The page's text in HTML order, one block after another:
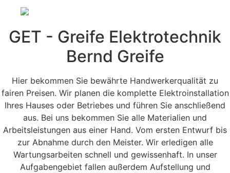
GET - Greife Elektrotechnik
Bernd Greife
Hier bekommen Sie bewährte Handwerkerqualität zu
fairen Preisen. Wir planen die komplette Elektroinstallation
Ihres Hauses oder Betriebes und führen Sie anschließend
aus. Bei uns bekommen Sie alle Materialien und
Arbeitsleistungen aus einer Hand. Vom ersten Entwurf bis
zur Abnahme durch den Meister. Wir erledigen alle
Wartungsarbeiten schnell und gewissenhaft. In unser
Aufgabengebiet fallen außerdem Aufstellung und